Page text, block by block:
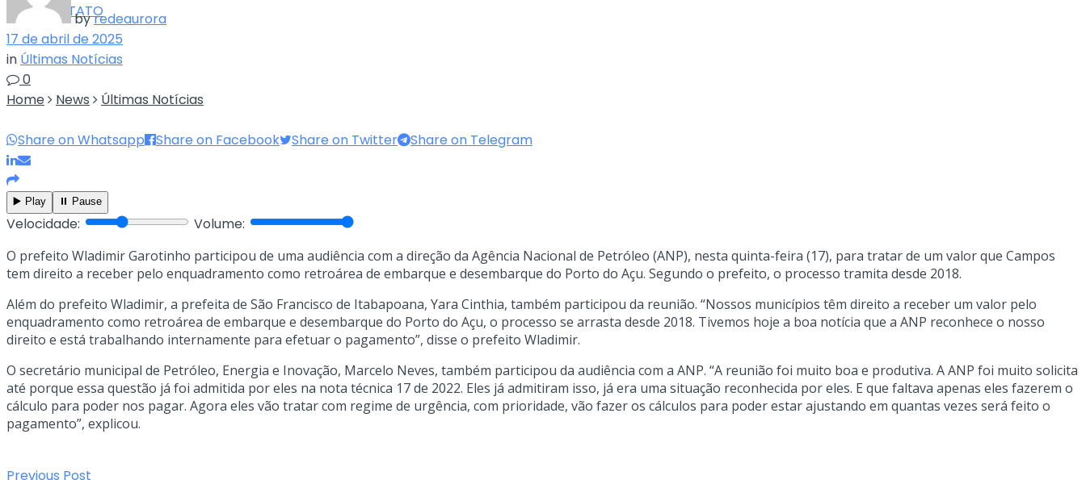
CONTATO
byredeaurora
17 de abril de 2025
in Últimas Notícias
0
Home
News Últimas Notícias
Share on Whatsapp Share on Facebook Share on Twitter Share on Telegram
▶️ Play ⏸️ Pause
Velocidade: Volume:
O prefeito Wladimir Garotinho participou de uma audiência com a direção da Agência Nacional de Petróleo (ANP), nesta quinta-feira (17), para tratar de um valor que Campos
tem direito a receber pelo enquadramento como retroárea de embarque e desembarque do Porto do Açu. Segundo o prefeito, o processo tramita desde 2018.
Além do prefeito Wladimir, a prefeita de São Francisco de Itabapoana, Yara Cinthia, também participou da reunião. “Nossos municípios têm direito a receber um valor pelo
enquadramento como retroárea de embarque e desembarque do Porto do Açu, o processo se arrasta desde 2018. Tivemos hoje a boa notícia que a ANP reconhece o nosso
direito e está trabalhando internamente para efetuar o pagamento”, disse o prefeito Wladimir.
O secretário municipal de Petróleo, Energia e Inovação, Marcelo Neves, também participou da audiência com a ANP. “A reunião foi muito boa e produtiva. A ANP foi muito solicita
até porque essa questão já foi admitida por eles na nota técnica 17 de 2022. Eles já admitiram isso, já era uma situação reconhecida por eles. E que faltava apenas eles fazerem o
cálculo para poder nos pagar. Agora eles vão tratar com regime de urgência, com prioridade, vão fazer os cálculos para poder estar ajustando em quantas vezes será feito o
pagamento”, explicou.
Previous Post